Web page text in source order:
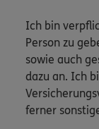
Ich bin
Person zu
sowie auch
dazu an. Ich
ferner